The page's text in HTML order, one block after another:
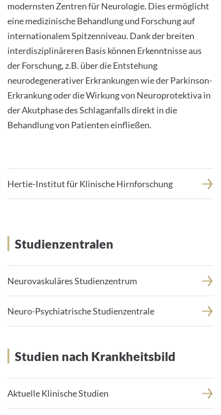
modernsten Zentren für Neurologie. Dies ermöglicht
eine medizinische Behandlung und Forschung auf
internationalem Spitzenniveau. Dank der breiten
interdisziplinäreren Basis können Erkenntnisse aus
der Forschung, z.B. über die Entstehung
neurodegenerativer Erkrankungen wie der Parkinson-
Erkrankung oder die Wirkung von Neuroprotektiva in
der Akutphase des Schlaganfalls direkt in die
Behandlung von Patienten einfließen.
Hertie-Institut für Klinische Hirnforschung
Studienzentralen
Neurovaskuläres Studienzentrum
Neuro-Psychiatrische Studienzentrale
Studien nach Krankheitsbild
Aktuelle Klinische Studien